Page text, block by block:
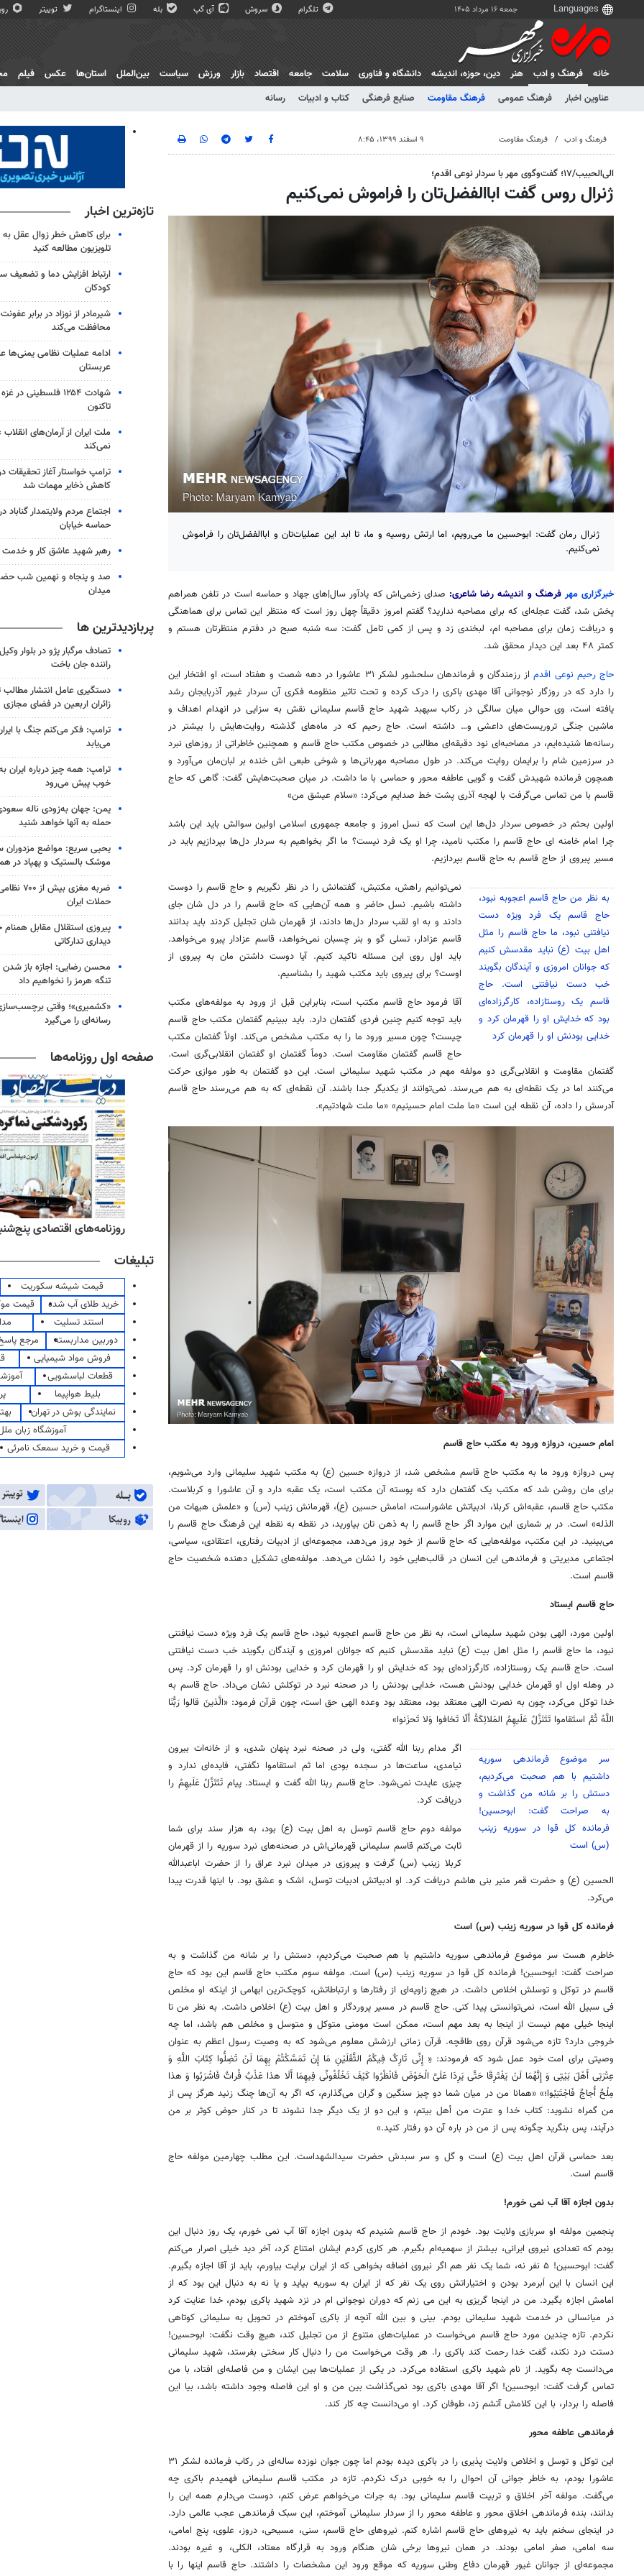
جمعه ۱۶ مرداد ۱۴۰۵ تلگرام سروش آی گپ بله اینستاگرام توییتر
خانه
فرهنگ و ادب
عناوین اخبار
فرهنگ عمومی فرهنگ مقاومت صنایع فرهنگی کتاب و ادبیات رسانه
هنر دين، حوزه، انديشه دانشگاه و فناوری سلامت جامعه اقتصاد بازار ورزش سیاست بین‌الملل استان‌ها عکس فیلم
فرهنگ و ادب فرهنگ مقاومت ۹ اسفند ۱۳۹۹، ۸:۴۵
الی‌الحبیب/۱۷؛ گفت‌وگوی مهر با سردار نوعی اقدم؛
ژنرال روس گفت اباالفضل‌تان را فراموش نمی‌کنیم
ژنرال رمان گفت: ابوحسین ما می‌رویم، اما ارتش روسیه و ما، تا ابد این عملیات‌تان و اباالفضل‌تان را فراموش
نمی‌کنیم.
خبرگزاری مهرفرهنگ و اندیشه رضا شاعری: صدای زخمی‌اش که یادآور سال|‌های جهاد و حماسه است در تلفن همراهم
پخش شد، گفت عجله‌ای که برای مصاحبه ندارید؟ گفتم امروز دقیقاً چهل روز است که منتظر این تماس برای هماهنگی
و دریافت زمان برای مصاحبه ام، لبخندی زد و پس از کمی تامل گفت: سه شنبه صبح در دفترم منتظرتان هستم و
کمتر ۴۸ بعد این دیدار محقق شد.
حاج رحیم نوعی اقدم
از رزمندگان و فرماندهان سلحشور لشکر ۳۱ عاشورا در دهه شصت و هفتاد است، او افتخار این
را دارد که در روزگار نوجوانی آقا مهدی باکری را درک کرده و تحت تاثیر منظومه فکری آن سردار غیور آذربایجان رشد
یافته است، وی حوالی میان سالگی در رکاب سپهبد شهید حاج قاسم سلیمانی نقش به سزایی در انهدام اهداف و
ماشین جنگی تروریست‌های داعشی و… داشته است. حاج رحیم که در ماه‌های گذشته روایت‌هایش را بیشتر در
رسانه‌ها شنیده‌ایم، در مصاحبه‌ای نود دقیقه‌ای مطالبی در خصوص مکتب حاج قاسم و همچنین خاطراتی از روزهای نبرد
در سرزمین شام را برایمان روایت می‌کند. در طول مصاحبه مهربانی‌ها و شوخی طبعی اش خنده بر لبان‌مان می‌آورد و
همچون فرمانده شهیدش گفت و گویی عاطفه محور و حماسی با ما داشت. در میان صحبت‌هایش گفت: گاهی که حاج
قاسم با من تماس می‌گرفت با لهجه آذری پشت خط صدایم می‌کرد: «سلام عیشق من»
اولین بحثم در خصوص سردار دل‌ها این است که نسل امروز و جامعه جمهوری اسلامی اولین سوالش باید این باشد
چرا امام خامنه ای حاج قاسم را مکتب نامید، چرا او یک فرد نیست؟ ما اگر بخواهیم به سردار دل‌ها بپردازیم باید در
مسیر پیروی از حاج قاسم به حاج قاسم بپردازیم.
به نظر من حاج قاسم اعجوبه نبود،
حاج قاسم یک فرد ویژه دست
نیافتنی نبود، ما حاج قاسم را مثل
اهل بیت (ع) نباید مقدسش کنیم
که جوانان امروزی و آیندگان بگویند
خب دست نیافتنی است. حاج
قاسم یک روستازاده، کارگرزاده‌ای
بود که خدایش او را قهرمان کرد و
خدایی بودنش او را قهرمان کرد
نمی‌توانیم راهش، مکتبش، گفتمانش را در نظر نگیریم و حاج قاسم را دوست
داشته باشیم. نسل حاضر و همه آن‌هایی که حاج قاسم را در دل شان جای
دادند و به او لقب سردار دل‌ها دادند، از قهرمان شان تجلیل کردند باید بدانند
قاسم عزادار، تسلی گو و بنر چسبان نمی‌خواهد، قاسم عزادار پیرو می‌خواهد.
باید اول روی این مسئله تاکید کنیم. آیا دوست داشتن مان به پیروی از
اوست؟ برای پیروی باید مکتب شهید را بشناسیم.
آقا فرمود حاج قاسم مکتب است، بنابراین قبل از ورود به مولفه‌های مکتب
باید توجه کنیم چنین فردی گفتمان دارد. باید ببینیم گفتمان مکتب حاج قاسم
چیست؟ چون مسیر ورود ما را به مکتب مشخص می‌کند. اولاً گفتمان مکتب
حاج قاسم گفتمان مقاومت است. دوماً گفتمان او گفتمان انقلابی‌گری است.
گفتمان مقاومت و انقلابی‌گری دو مولفه مهم در مکتب شهید سلیمانی است. این دو گفتمان به طور موازی حرکت
می‌کنند اما در یک نقطه‌ای به هم می‌رسند. نمی‌توانند از یکدیگر جدا باشند. آن نقطه‌ای که به هم می‌رسند حاج قاسم
آدرسش را داده، آن نقطه این است «ما ملت امام حسینیم» «ما ملت شهادتیم».
امام حسین، دروازه ورود به مکتب حاج قاسم
پس دروازه ورود ما به مکتب حاج قاسم مشخص شد، از دروازه حسین (ع) به مکتب شهید سلیمانی وارد می‌شویم،
برای مان روشن شد که مکتب یک گفتمان دارد که پوسته آن مکتب است، یک عقبه دارد و آن عاشورا و کربلاست.
مکتب حاج قاسم، عقبه‌اش کربلا، ادبیاتش عاشوراست، امامش حسین (ع)، قهرمانش زینب (س) و «علمش هیهات من
الذله» است. در بر شماری این موارد اگر حاج قاسم را به ذهن تان بیاورید، در نقطه به نقطه این فرهنگ حاج قاسم را
می‌بینید. در این مکتب، مولفه‌هایی که حاج قاسم از خود بروز می‌دهد، مجموعه‌ای از ادبیات رفتاری، اعتقادی، سیاسی،
اجتماعی مدیریتی و فرماندهی این انسان در قالب‌هایی خود را نشان می‌دهد. مولفه‌های تشکیل دهنده شخصیت حاج
قاسم است.
حاج قاسم ایستاد
اولین مورد، الهی بودن شهید سلیمانی است، به نظر من حاج قاسم اعجوبه نبود، حاج قاسم یک فرد ویژه دست نیافتنی
نبود، ما حاج قاسم را مثل اهل بیت (ع) نباید مقدسش کنیم که جوانان امروزی و آیندگان بگویند خب دست نیافتنی
است. حاج قاسم یک روستازاده، کارگرزاده‌ای بود که خدایش او را قهرمان کرد و خدایی بودنش او را قهرمان کرد. پس
در وهله اول او قهرمان خدایی بودنش هست، خدایی بودنش را در صحنه نبرد در توکلش نشان می‌داد. حاج قاسم به
خدا توکل می‌کرد، چون به نصرت الهی معتقد بود، معتقد بود وعده الهی حق است، چون قرآن فرمود: «الَّذینَ قالوا رَبُّنَا
اللَّهُ ثُمَّ استَقاموا تَتَنَزَّلُ عَلَیهِمُ المَلائِکَةُ أَلّا تَخافوا وَلا تَحزَنوا»
سر موضوع فرماندهی سوریه
داشتیم با هم صحبت می‌کردیم،
دستش را بر شانه من گذاشت و
به صراحت گفت: ابوحسین!
فرمانده کل قوا در سوریه زینب
(س) است
اگر مدام ربنا الله گفتی، ولی در صحنه نبرد پنهان شدی، و از خانه‌ات بیرون
نیامدی، ساعت‌ها در سجده بودی اما ثم استقاموا نگفتی، فایده‌ای ندارد و
چیزی عایدت نمی‌شود. حاج قاسم ربنا الله گفت و ایستاد. پیام تَتَنَزَّلُ عَلَیهِمُ را
دریافت کرد.
مولفه دوم حاج قاسم توسل به اهل بیت (ع) بود، به هزار سند برای شما
ثابت می‌کنم قاسم سلیمانی قهرمانی‌اش در صحنه‌های نبرد سوریه را از قهرمان
کربلا زینب (س) گرفت و پیروزی در میدان نبرد عراق را از حضرت اباعبدالله
الحسین (ع) و حضرت قمر منیر بنی هاشم دریافت کرد. او ادبیاتش ادبیات توسل، اشک و عشق بود. با اینها قدرت پیدا
می‌کرد.
فرمانده کل قوا در سوریه زینب (س) است
خاطرم هست سر موضوع فرماندهی سوریه داشتیم با هم صحبت می‌کردیم، دستش را بر شانه من گذاشت و به
صراحت گفت: ابوحسین! فرمانده کل قوا در سوریه زینب (س) است. مولفه سوم مکتب حاج قاسم این بود که حاج
قاسم در توکل و توسلش اخلاص داشت. در هیچ زاویه‌ای از رفتارها و ارتباطاتش، کوچک‌ترین ابهامی از اینکه او مخلص
فی سبیل الله است، نمی‌توانستی پیدا کنی. حاج قاسم در مسیر پروردگار و اهل بیت (ع) اخلاص داشت. به نظر من تا
اینجا خیلی مهم نیست از اینجا به بعد مهم است، ممکن است مومنی متوکل و متوسل و مخلص هم باشد، اما چه
خروجی دارد؟ تازه می‌شود قرآن روی طاقچه. قرآن زمانی ارزشش معلوم می‌شود که به وصیت رسول اعظم به عنوان
وصیتی برای امت خود عمل شود که فرمودند: «ِ إِنِّی تَارِکٌ فِیکُمُ الثَّقَلَیْنِ مَا إِنْ تَمَسَّکْتُمْ بِهِمَا لَنْ تَضِلُّوا کِتَابَ اللَّهِ وَ
عِتْرَتِی أَهْلَ بَیْتِی وَ إِنَّهُمَا لَنْ یَفْتَرِقَا حَتَّی یَرِدَا عَلَیَّ الْحَوْضَ فَانْظُرُوا کَیْفَ تَخْلُفُونِّی فِیهِمَا أَلَا هذا عَذْبٌ فُراتٌ فَاشْرَبُوا وَ هذا
مِلْحٌ أُجاجٌ فَاجْتَنِبُوا؛» «همانا من در میان شما دو چیز سنگین و گران می‌گذارم، که اگر به آن‌ها چنگ زنید هرگز پس از
من گمراه نشوید: کتاب خدا و عترت من أهل بیتم، و این دو از یک دیگر جدا نشوند تا در کنار حوض کوثر بر من
درآیند، پس بنگرید چگونه پس از من در باره آن دو رفتار کنید.»
بعد حماسی قرآن اهل بیت (ع) است و گل و سر سبدش حضرت سیدالشهداست. این مطلب چهارمین مولفه حاج
قاسم است.
بدون اجازه آقا آب نمی خورم!
پنجمین مولفه او سربازی ولایت بود. خودم از حاج قاسم شنیدم که بدون اجازه آقا آب نمی خورم، یک روز دنبال این
بودم که تعدادی نیروی ایرانی، بیشتر از سهمیه‌ام بگیرم. هر کاری کردم ایشان امتناع کرد، آخر دید خیلی اصرار می‌کنم
گفت: ابوحسین! ۵ نفر نه، شما یک نفر هم اگر نیروی اضافه بخواهی که از ایران برایت بیاورم، باید از آقا اجازه بگیرم.
این انسان با این اَبرمرد بودن و اختیاراتش روی یک نفر که از ایران به سوریه بیاید و یا نه به دنبال این بود که از
امامش اجازه بگیرد. من در اینجا گریزی به این می زنم که دوران نوجوانی ام در نزد شهید باکری بودم، خدا عنایت کرد
در میانسالی در خدمت شهید سلیمانی بودم. بینی و بین الله آنچه از باکری آموختم در تحویل به سلیمانی کوتاهی
نکردم. تازه چندین مورد حاج قاسم می‌خواست در عملیات‌های متنوع از من تجلیل کند، هیچ وقت نگفت: ابوحسین!
دستت درد نکند، گفت خدا رحمت کند باکری را. هر وقت می‌خواست من را دنبال کار سختی بفرستد، شهید سلیمانی
می‌دانست چه بگوید. از نام شهید باکری استفاده می‌کرد. در یکی از عملیات‌ها بین ایشان و من فاصله‌ای افتاد، با من
تماس گرفت گفت: ابوحسین! اگر آقا مهدی باکری بود نمی‌گذاشت بین من و او این فاصله وجود داشته باشد، بیا این
فاصله را بردار، با این کلامش آتشم زد، طوفان کرد. او می‌دانست چه کار کند.
فرماندهی عاطفه محور
این توکل و توسل و اخلاص ولایت پذیری را در باکری دیده بودم اما چون جوان نوزده ساله‌ای در رکاب فرمانده لشکر ۳۱
عاشورا بودم، به خاطر جوانی آن احوال را به خوبی درک نکردم. تازه در مکتب قاسم سلیمانی فهمیدم باکری چه
می‌گفت. مولفه آخر اخلاق و تربیت قاسم سلیمانی بود. به جرات می‌خواهم عرض کنم، دوست می‌دارم همه این را
بدانند، بنده فرماندهی اخلاق محور و عاطفه محور را از سردار سلیمانی آموختم، این سبک فرماندهی عجب عالمی دارد.
در اینجای سخنم باید به نیروهای حاج قاسم اشاره کنم. نیروهای حاج قاسم، سنی، مسیحی، دروز، علوی، پنج امامی،
سه امامی، صفر امامی بودند. در همان نیروها برخی شان هنگام ورود به قرارگاه معتاد، الکلی، و غیره بودند.
مجموعه‌ای از جوانان غیور قهرمان دفاع وطنی سوریه که موقع ورود این مشخصات را داشتند. حاج قاسم اینها را با
تازه‌ترین اخبار
برای کاهش خطر زوال عقل به
تلویزیون مطالعه کنید
ارتباط افزایش دما و تضعیف
کودکان
شیرمادر از نوزاد در برابر
محافظت می‌کند
ادامه عملیات نظامی یمنی‌ها
عربستان
شهادت ۱۲۵۴ فلسطینی
تاکنون
ملت ایران از آرمان‌های
نمی‌کند
ترامپ خواستار آغاز تحقیقات
کاهش ذخایر مهمات شد
حماسه خیابان
رهبر شهید عاشق کار و خدمت
صد و پنجاه و نهمین شب
میدان
پربازدیدترین ها
تصادف مرگبار پژو در بلوار
راننده جان باخت
دستگیری عامل انتشار مطالب
زائران اربعین در فضای مجازی
ترامپ: فکر می‌کنم جنگ با
می‌یابد
ترامپ: همه چیز درباره ایران
خوب پیش می‌رود
یمن: جهان به‌زودی ناله
حمله به آنها خواهد شنید
یحیی سریع: مواضع مزدوران
موشک بالستیک و پهپاد در
ضربه مغزی
حملات ایران
پیروزی استقلال مقابل همنام
دیداری تدارکاتی
محسن رضایی: اجازه باز
تنگه هرمز را نخواهیم داد
«کشمیری»؛ وقتی
رسانه‌ای را می‌گیرد
صفحه اول روزنامه‌ها
روزنامه‌های صبح پنج‌شنبه ۱۵ مرداد ۱۴۰۵ روزنامه‌های ورزشی پنج‌شنبه ۱۵ مرداد ۱۴۰۵ روزنامه‌های اقتصادی پنج‌شنبه ۱۵ مرداد
تبلیغات
قیمت شیشه سکوریت
خرید طلای آب شده
قیمت
استند تسلیت
دوربین مداربسته
مرجع
فروش مواد شیمیایی
قطعات لباسشویی
بلیط هواپیما
نمایندگی بوش در تهران
آموزشگاه زبان
قیمت و خرید سمعک نامرئی